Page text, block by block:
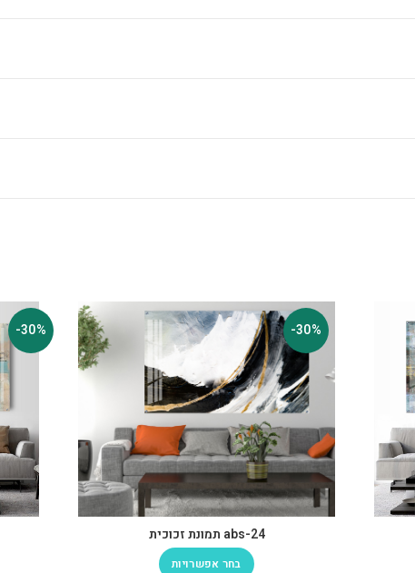
-30%
abs-24 תמונת זכוכית
בחר אפשרויות
-30%